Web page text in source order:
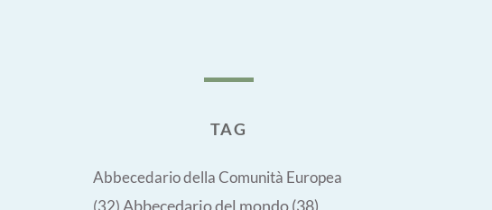
TAG
Abbecedario della Comunità Europea
(32) Abbecedario del mondo(38)